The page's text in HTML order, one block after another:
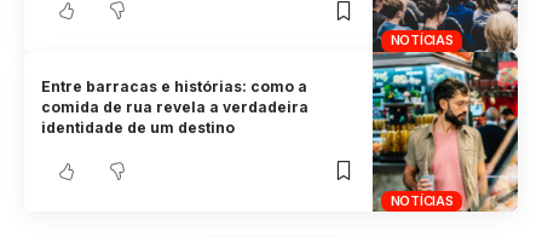
NOTÍCIAS
NOTÍCIAS
Entre barracas e histórias: como a
comida de rua revela a verdadeira
identidade de um destino